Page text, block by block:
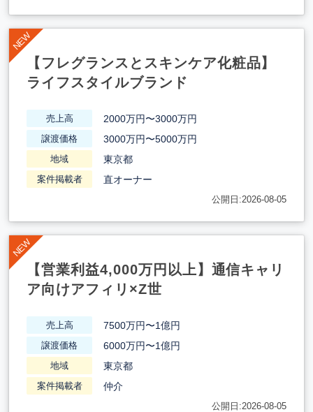
【フレグランスとスキンケア化粧品】
ライフスタイルブランド
売上高 2000万円〜3000万円
譲渡価格 3000万円〜5000万円
地域 東京都
案件掲載者 直オーナー
公開日:2026-08-05
【営業利益4,000万円以上】通信キャリ
ア向けアフィリ×Z世
売上高 7500万円〜1億円
譲渡価格 6000万円〜1億円
地域 東京都
案件掲載者 仲介
公開日:2026-08-05